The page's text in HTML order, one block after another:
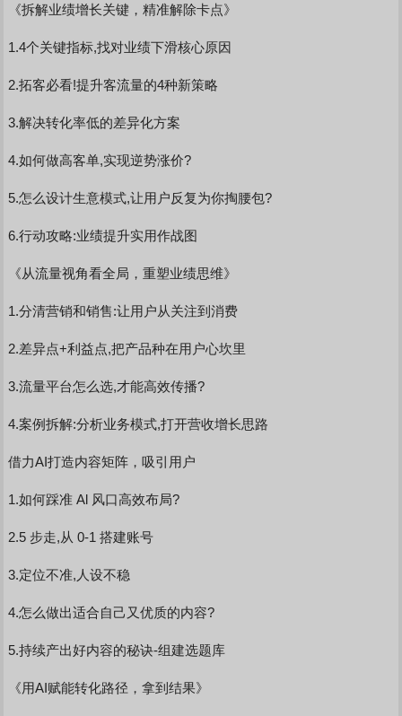
《拆解业绩增长关键，精准解除卡点》
1.4个关键指标,找对业绩下滑核心原因
2.拓客必看!提升客流量的4种新策略
3.解决转化率低的差异化方案
4.如何做高客单,实现逆势涨价?
5.怎么设计生意模式,让用户反复为你掏腰包?
6.行动攻略:业绩提升实用作战图
《从流量视角看全局，重塑业绩思维》
1.分清营销和销售:让用户从关注到消费
2.差异点+利益点,把产品种在用户心坎里
3.流量平台怎么选,才能高效传播?
4.案例拆解:分析业务模式,打开营收增长思路
借力AI打造内容矩阵，吸引用户
1.如何踩准 Al 风口高效布局?
2.5 步走,从 0-1 搭建账号
3.定位不准,人设不稳
4.怎么做出适合自己又优质的内容?
5.持续产出好内容的秘诀-组建选题库
《用AI赋能转化路径，拿到结果》